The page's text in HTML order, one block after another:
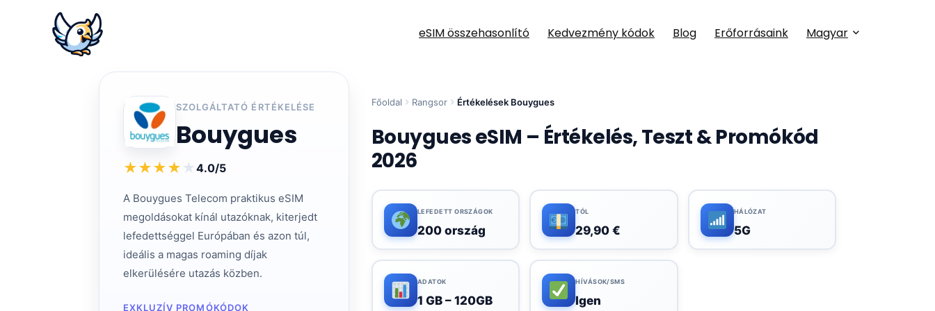
eSIM összehasonlító Kedvezmény kódok Blog Erőforrásaink Magyar
SZOLGÁLTATÓ ÉRTÉKELÉSE
Bouygues
★★★★ ★4.0/5
A Bouygues Telecom praktikus eSIM
megoldásokat kínál utazóknak, kiterjedt
lefedettséggel Európában és azon túl,
ideális a magas roaming díjak
elkerülésére utazás közben.
EXKLUZÍV PROMÓKÓDOK
Főoldal Rangsor Értékelések Bouygues
Bouygues eSIM – Értékelés, Teszt & Promókód
2026
LEFEDETT ORSZÁGOK
200 ország
TÓL
29,90 €
HÁLÓZAT
5G
ADATOK
1 GB – 120GB
HÍVÁSOK/SMS
Igen